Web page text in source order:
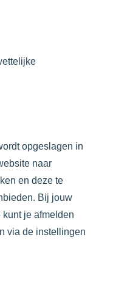
opgeslagen in
naar
en deze te
Bij jouw
je afmelden
via de instellingen